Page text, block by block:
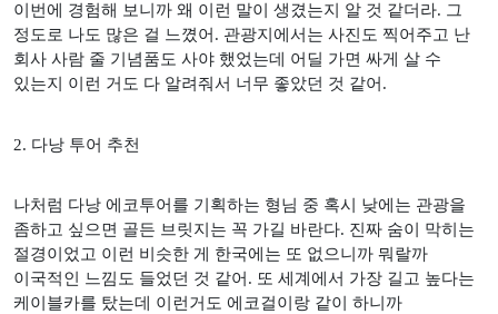
이번에 경험해 보니까 왜 이런 말이 생겼는지 알 것 같더라. 그
정도로 나도 많은 걸 느꼈어 . 관광지에서는 사진도 찍어주고 난
회사 사람 줄 기념품도 사야 했었는데 어딜 가면 싸게 살 수
있는지 이런 거도 다 알려줘서 너무 좋았던 것 같어 .
2. 다낭 투어 추천
나처럼 다낭 에코투어를 기획하는 형님 중 혹시 낮에는 관광을
좀하고 싶으면 골든 브릿지는 꼭 가길 바란다. 진짜 숨이 막히는
절경이었고 이런 비슷한 게 한국에는 또 없으니까 뭐랄까
이국적인 느낌도 들었던 것 같어 . 또 세계에서 가장 길고 높다는
케이블카를 탔는데 이런거도 에코걸이랑 같이 하니까